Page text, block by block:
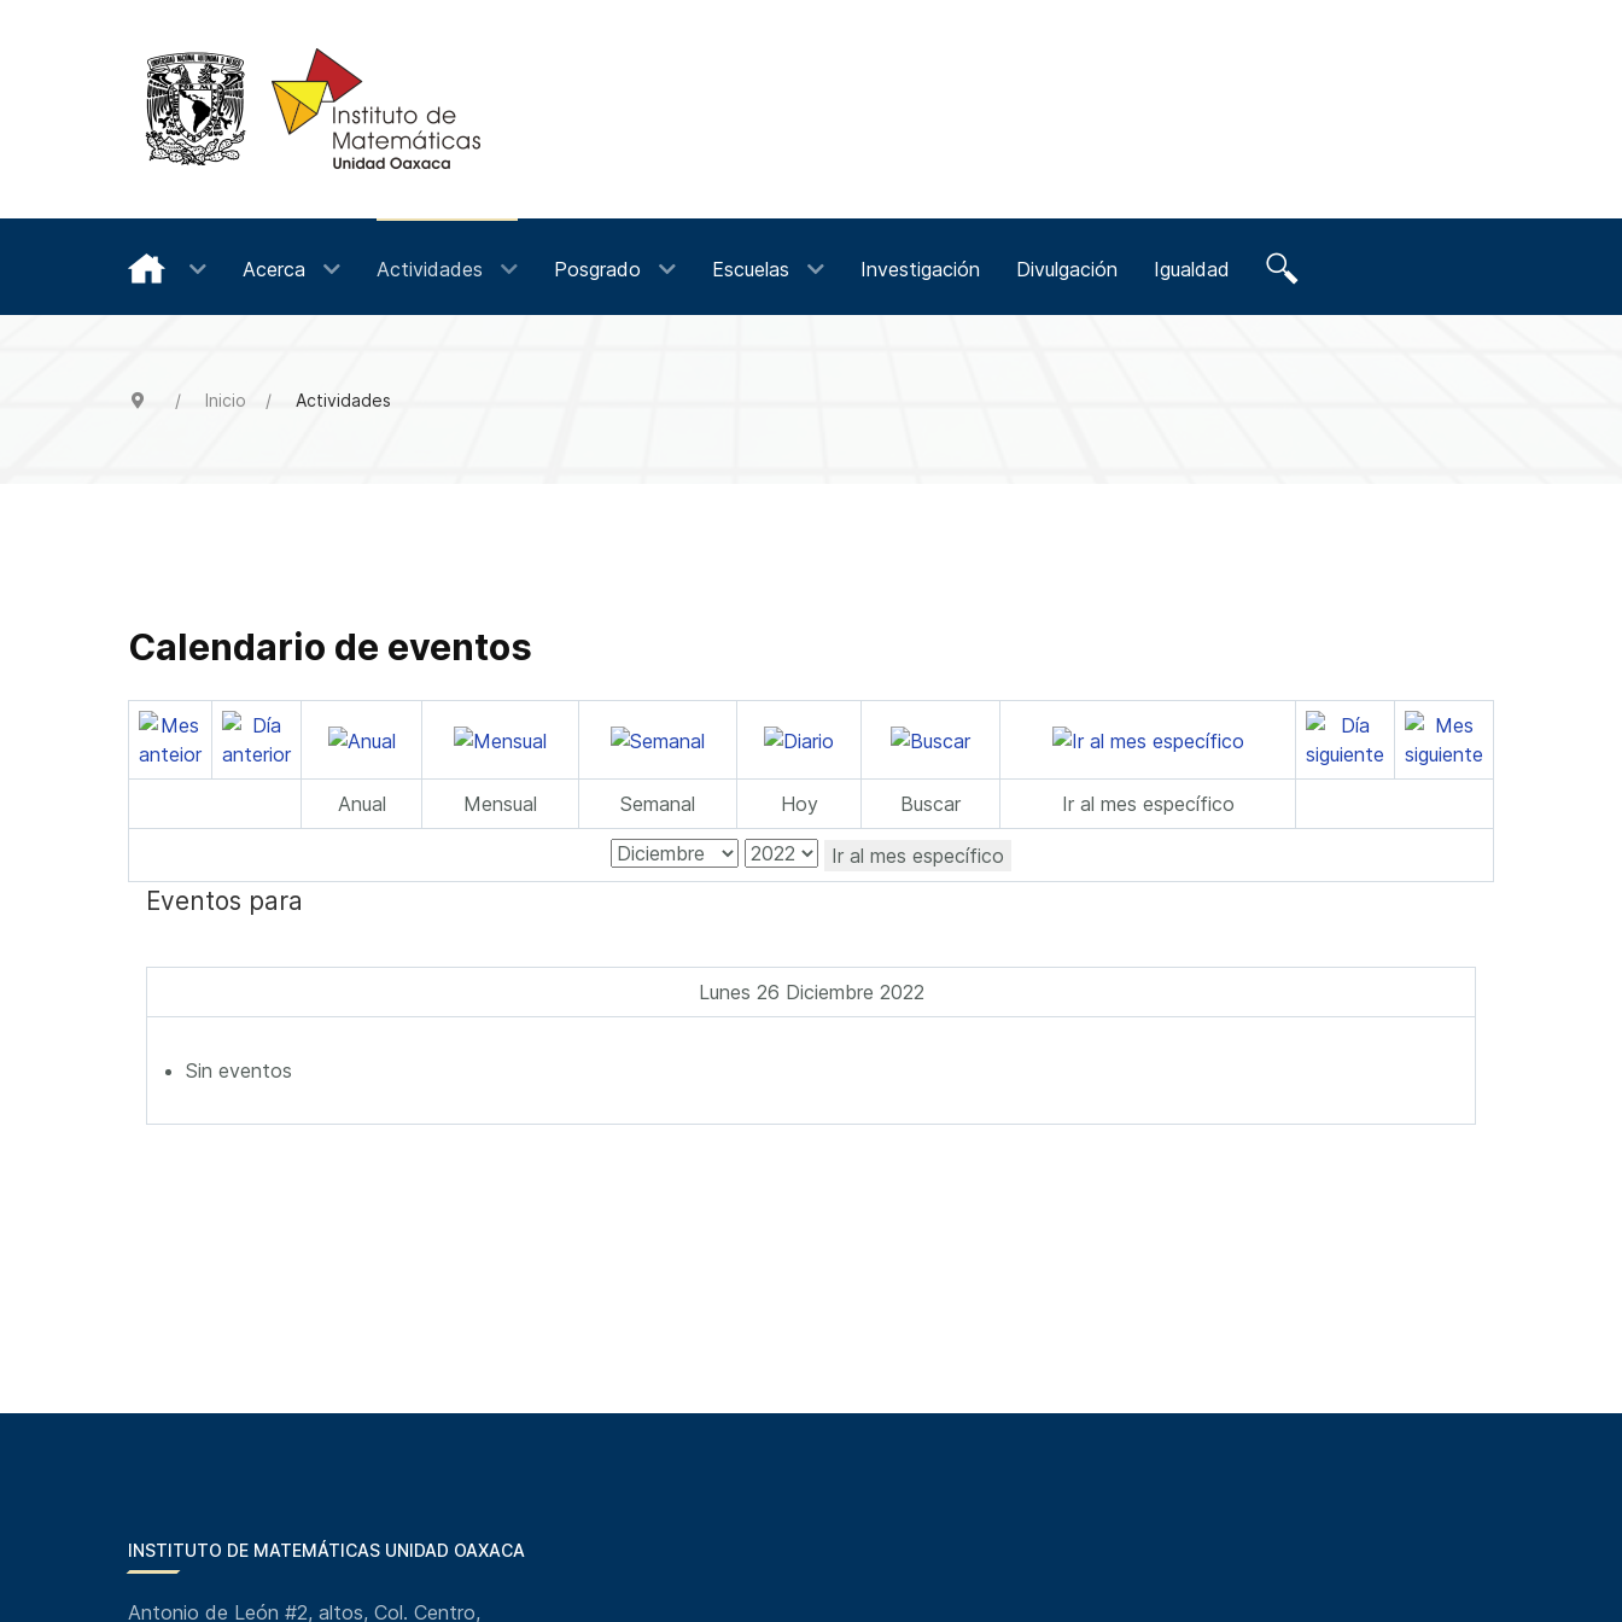
Acerca Actividades Posgrado Escuelas Investigación Divulgación Igualdad
Inicio Actividades
Calendario de eventos
Anual Mensual Semanal Hoy Buscar Ir al mes específico
Ir al mes específico
Eventos para
Lunes 26 Diciembre 2022
Sin eventos
INSTITUTO DE MATEMÁTICAS UNIDAD OAXACA
Antonio de León #2, altos, Col. Centro,